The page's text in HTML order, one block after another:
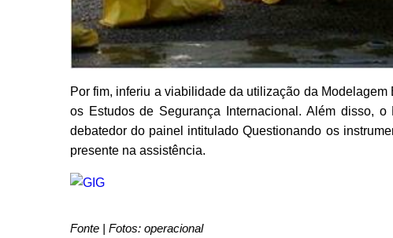
Por fim, inferiu a viabilidade da utilização da
os Estudos de Segurança Internacional. Além disso,
debatedor do painel intitulado Questionando os
presente na assistência.
Fonte | Fotos: operacional